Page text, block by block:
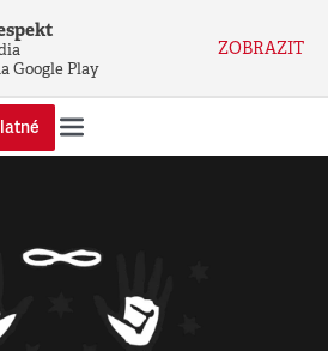
Google Play
ZOBRAZIT